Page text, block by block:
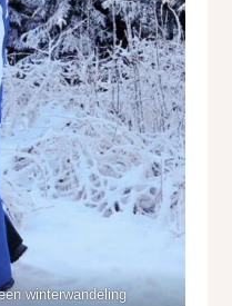
winterwandeling